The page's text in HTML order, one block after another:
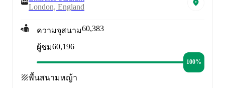
London, England
ความจุสนาม60,383
ผู้ชม60,196
100%
พื้นสนามหญ้า